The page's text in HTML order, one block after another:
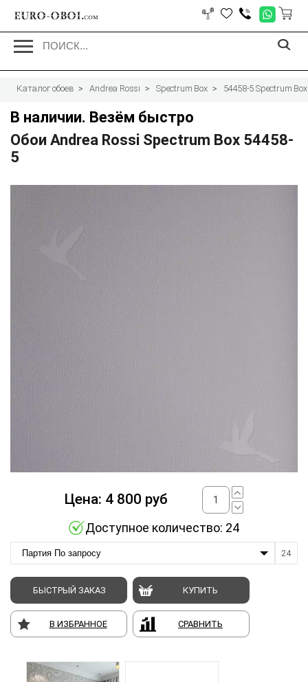
EURO-OBOI.com
Каталог обоев Andrea Rossi Spectrum Box 54458-5 Spectrum Box
В наличии. Везём быстро
Обои Andrea Rossi Spectrum Box 54458-
5
Цена: 4 800 руб
Доступное количество: 24
Партия По запросу 24
БЫСТРЫЙ ЗАКАЗ КУПИТЬ
В ИЗБРАННОЕ СРАВНИТЬ